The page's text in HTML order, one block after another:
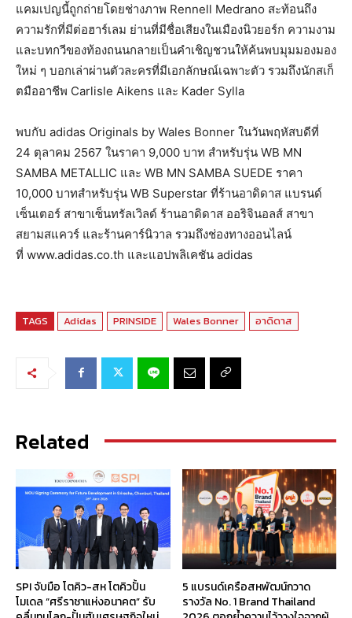
แคมเปญนี้ถูกถ่ายโดยช่างภาพ Rennell Medrano สะท้อนถึง
ความรักที่มีต่อฮาร์เลม ย่านที่มีชื่อเสียงในเมืองนิวยอร์ก ความงาม
และบทกวีของท้องถนนกลายเป็นคำเชิญชวนให้ค้นพบมุมมองมอง
ใหม่ ๆ บอกเล่าผ่านตัวละครที่มีเอกลักษณ์เฉพาะตัว รวมถึงนักสเก็
ตมืออาชีพ Carlisle Aikens และ Kader Sylla
พบกับ adidas Originals by Wales Bonner ในวันพฤหัสบดีที่
24 ตุลาคม 2567 ในราคา 9,000 บาท สำหรับรุ่น WB MN
SAMBA METALLIC และ WB MN SAMBA SUEDE ราคา
10,000 บาทสำหรับรุ่น WB Superstar ที่ร้านอาดิดาส แบรนด์
เซ็นเตอร์ สาขาเซ็นทรัลเวิลด์ ร้านอาดิดาส ออริจินอลส์ สาขา
สยามสแควร์ และร้านคาร์นิวาล รวมถึงช่องทางออนไลน์
ที่ www.adidas.co.th และแอปพลิเคชัน adidas
TAGS Adidas PRINSIDE Wales Bonner อาดิดาส
Related
SPI จับมือ โตคิว-สห โตคิวปั้น
โมเดล “ศรีราชาแห่งอนาคต” รับ
5 แบรนด์เครือสหพัฒน์กวาด
รางวัล No. 1 Brand Thailand